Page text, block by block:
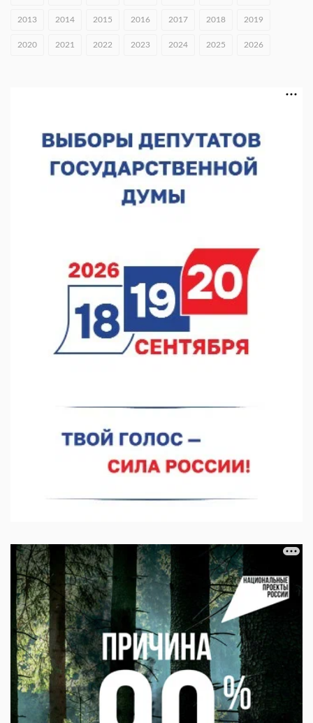
06.08.2026 15:26
Видели ночь, бежали всю ночь... На Нижневолжской
набережной прошел необычный забег
Нижегородские хирурги выполнили трансоральную
операцию на щитовидной железе
06.08.2026 15:03
Более 30 нижегородцев прошли обучение для соцконтракта
06.08.2026 14:46
2013 2014 2015 2016 2017 2018 2019
2020 2021 2022 2023 2024 2025 2026